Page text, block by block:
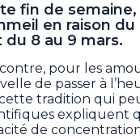
fin de
en raison
du 8 au 9 mars.
pour les
de passer à
tradition qui
expliquent
de